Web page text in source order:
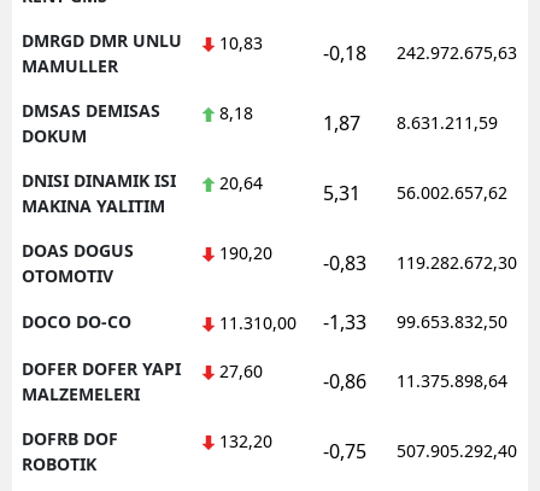
DMRGD DMR UNLU
MAMULLER
10,83 -0,18 242.972.675,63
DMSAS DEMISAS
DOKUM
8,18 1,87 8.631.211,59
DNISI DINAMIK ISI
MAKINA YALITIM
20,64 5,31 56.002.657,62
DOAS DOGUS
OTOMOTIV
190,20 -0,83 119.282.672,30
DOCO DO-CO 11.310,00 -1,33 99.653.832,50
DOFER DOFER YAPI
MALZEMELERI
27,60 -0,86 11.375.898,64
DOFRB DOF
ROBOTIK
132,20 -0,75 507.905.292,40